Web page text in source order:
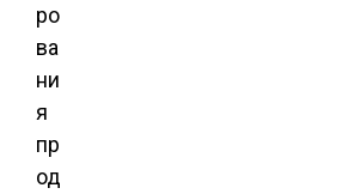
ро
ва
ни
я
пр
од